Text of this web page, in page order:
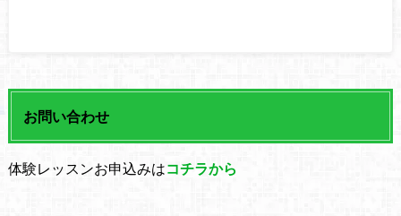
お問い合わせ
体験レッスンお申込みはコチラから